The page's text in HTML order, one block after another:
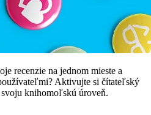
recenzie na jednom mieste a
Aktivujte si čítateľský
knihomoľskú úroveň.